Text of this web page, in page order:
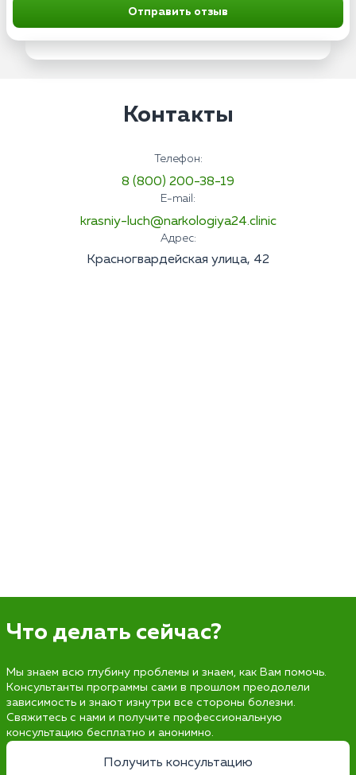
Отправить отзыв
Контакты
Телефон:
8 (800) 200-38-19
E-mail:
krasniy-luch@narkologiya24.clinic
Адрес:
Красногвардейская улица, 42
Что делать сейчас?
Мы знаем всю глубину проблемы и знаем, как Вам помочь.
Консультанты программы сами в прошлом преодолели
зависимость и знают изнутри все стороны болезни.
Свяжитесь с нами и получите профессиональную
консультацию бесплатно и анонимно.
Получить консультацию